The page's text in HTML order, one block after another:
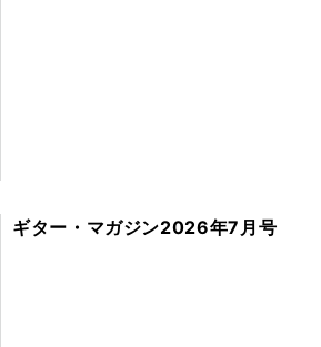
ギター・マガジン2026年7月号